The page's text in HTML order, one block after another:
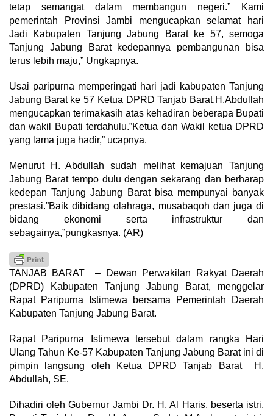
tetap semangat dalam membangun negeri.” Kami
pemerintah Provinsi Jambi mengucapkan selamat hari
Jadi Kabupaten Tanjung Jabung Barat ke 57, semoga
Tanjung Jabung Barat kedepannya pembangunan bisa
terus lebih maju,” Ungkapnya.
Usai paripurna memperingati hari jadi kabupaten Tanjung
Jabung Barat ke 57 Ketua DPRD Tanjab Barat,H.Abdullah
mengucapkan terimakasih atas kehadiran beberapa Bupati
dan wakil Bupati terdahulu.”Ketua dan Wakil ketua DPRD
yang lama juga hadir,” ucapnya.
Menurut H. Abdullah sudah melihat kemajuan Tanjung
Jabung Barat tempo dulu dengan sekarang dan berharap
kedepan Tanjung Jabung Barat bisa mempunyai banyak
prestasi.”Baik dibidang olahraga, musabaqoh dan juga di
bidang ekonomi serta infrastruktur dan
sebagainya,”pungkasnya. (AR)
TANJAB BARAT – Dewan Perwakilan Rakyat Daerah
(DPRD) Kabupaten Tanjung Jabung Barat, menggelar
Rapat Paripurna Istimewa bersama Pemerintah Daerah
Kabupaten Tanjung Jabung Barat.
Rapat Paripurna Istimewa tersebut dalam rangka Hari
Ulang Tahun Ke-57 Kabupaten Tanjung Jabung Barat ini di
pimpin langsung oleh Ketua DPRD Tanjab Barat H.
Abdullah, SE.
Dihadiri oleh Gubernur Jambi Dr. H. Al Haris, beserta istri,